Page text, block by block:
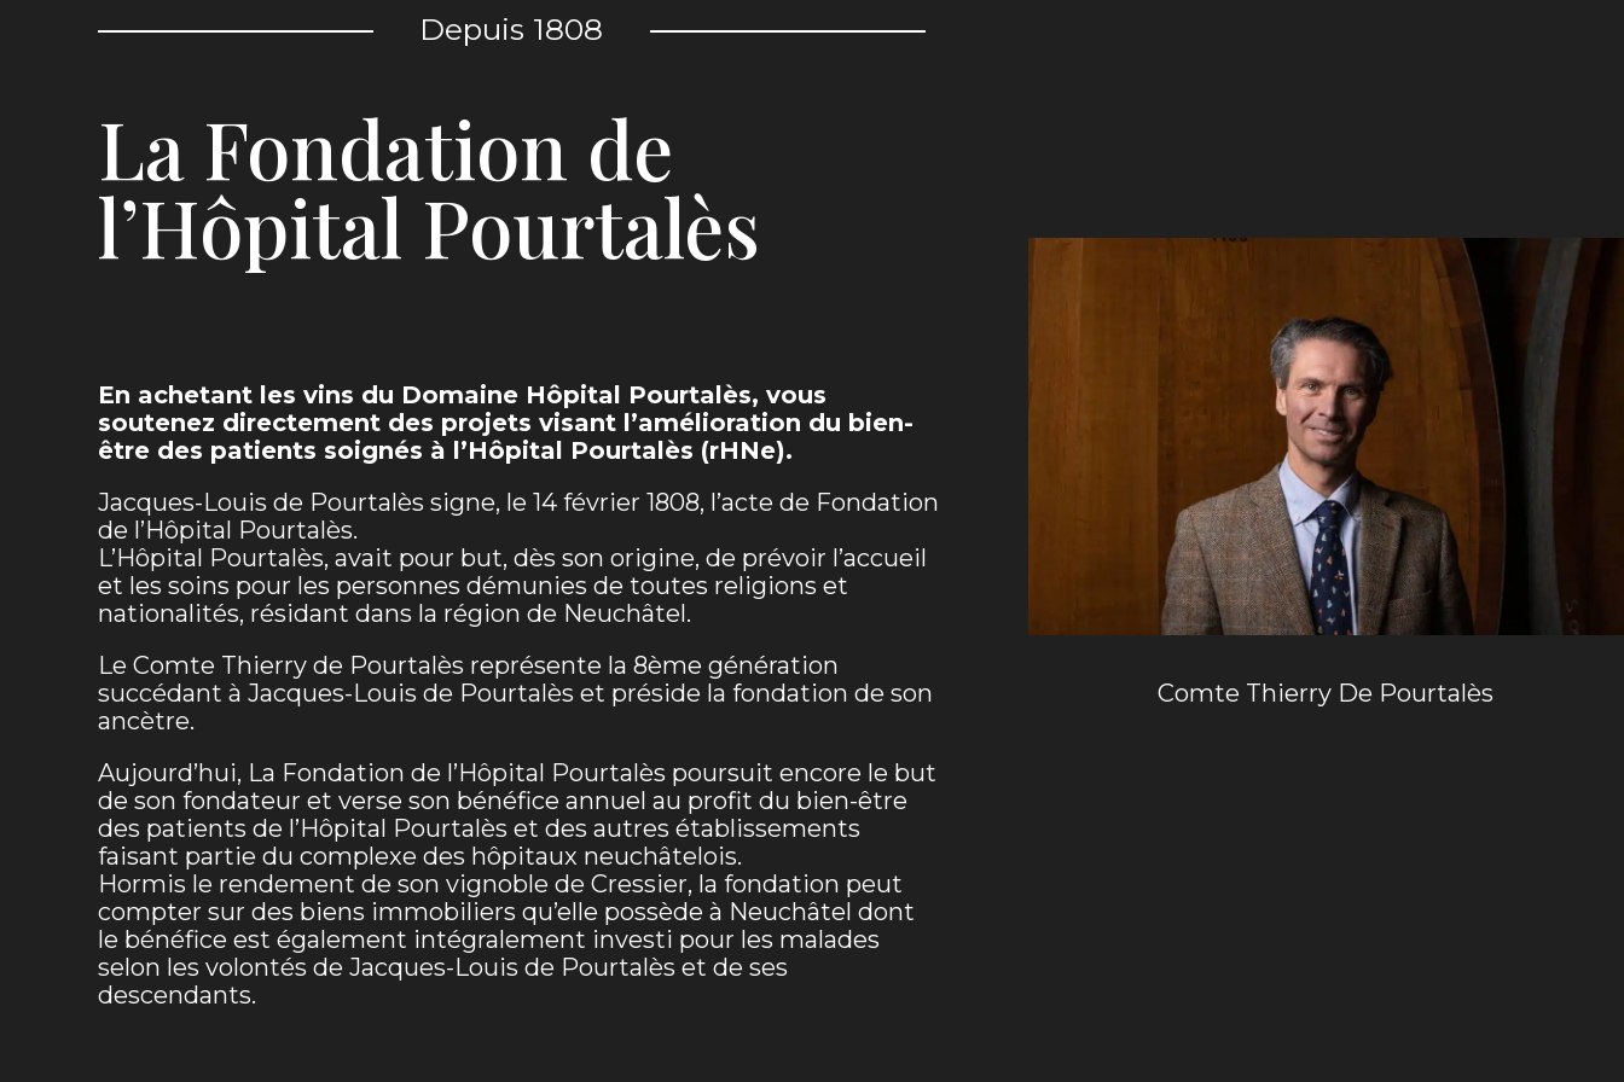
Depuis 1808
La Fondation de
l’Hôpital Pourtalès
En achetant les vins du Domaine Hôpital Pourtalès, vous
soutenez directement des projets visant l’amélioration du bien-
être des patients soignés à l’Hôpital Pourtalès (rHNe).
Jacques-Louis de Pourtalès signe, le 14 février 1808, l’acte de Fondation
de l’Hôpital Pourtalès.
L’Hôpital Pourtalès, avait pour but, dès son origine, de prévoir l’accueil
et les soins pour les personnes démunies de toutes religions et
nationalités, résidant dans la région de Neuchâtel.
Le Comte Thierry de Pourtalès représente la 8ème génération
succédant à Jacques-Louis de Pourtalès et préside la fondation de son
ancètre.
Aujourd’hui, La Fondation de l’Hôpital Pourtalès poursuit encore le but
de son fondateur et verse son bénéfice annuel au profit du bien-être
des patients de l’Hôpital Pourtalès et des autres établissements
faisant partie du complexe des hôpitaux neuchâtelois.
Hormis le rendement de son vignoble de Cressier, la fondation peut
compter sur des biens immobiliers qu’elle possède à Neuchâtel dont
le bénéfice est également intégralement investi pour les malades
selon les volontés de Jacques-Louis de Pourtalès et de ses
descendants.
Comte Thierry De Pourtalès